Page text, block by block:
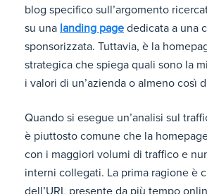
blog specifico sull’argomento
su una landing page dedicata a una
sponsorizzata. Tuttavia, è la
strategica che spiega quali sono la
i valori di un’azienda o almeno così
Quando si esegue un’analisi sul
è piuttosto comune che la
con i maggiori volumi di traffico e
interni collegati. La prima ragione è
dell’URL presente da più tempo